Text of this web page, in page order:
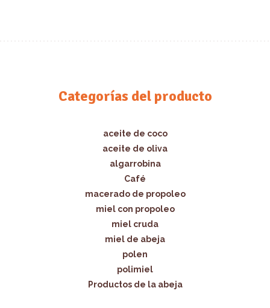
Categorías del producto
aceite de coco
aceite de oliva
algarrobina
Café
macerado de propoleo
miel con propoleo
miel cruda
miel de abeja
polen
polimiel
Productos de la abeja